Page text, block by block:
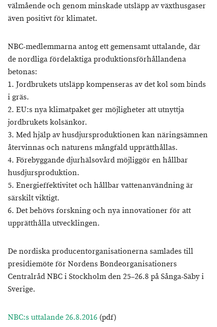
välmående och genom minskade utsläpp av växthusgaser
även positivt för klimatet.
NBC-medlemmarna antog ett gemensamt uttalande, där
de nordliga fördelaktiga produktionsförhållandena
betonas:
1. Jordbrukets utsläpp kompenseras av det kol som binds
i gräs.
2. EU:s nya klimatpaket ger möjligheter att utnyttja
jordbrukets kolsänkor.
3. Med hjälp av husdjursproduktionen kan näringsämnen
återvinnas och naturens mångfald upprätthållas.
4. Förebyggande djurhälsovård möjliggör en hållbar
husdjursproduktion.
5. Energieffektivitet och hållbar vattenanvändning är
särskilt viktigt.
6. Det behövs forskning och nya innovationer för att
upprätthålla utvecklingen.
De nordiska producentorganisationerna samlades till
presidiemöte för Nordens Bondeorganisationers
Centralråd NBC i Stockholm den 25–26.8 på Sånga-Säby i
Sverige.
NBC:s uttalande 26.8.2016 (pdf)